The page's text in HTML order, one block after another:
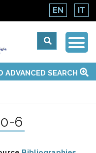
EN IT
ADVANCED SEARCH
6